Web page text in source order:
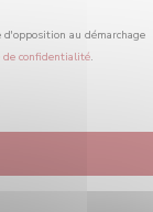
au démarchage
confidentialité.